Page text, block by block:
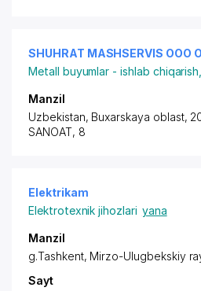
SHUHRAT MASHSERVIS ООО
Metall buyumlar - ishlab
Manzil
Uzbekistan, Buxarskaya oblast,
SANOAT, 8
Elektrikam
Elektrotexnik jihozlari yana
Manzil
g.Tashkent, Mirzo-Ulugbekskiy
Sayt